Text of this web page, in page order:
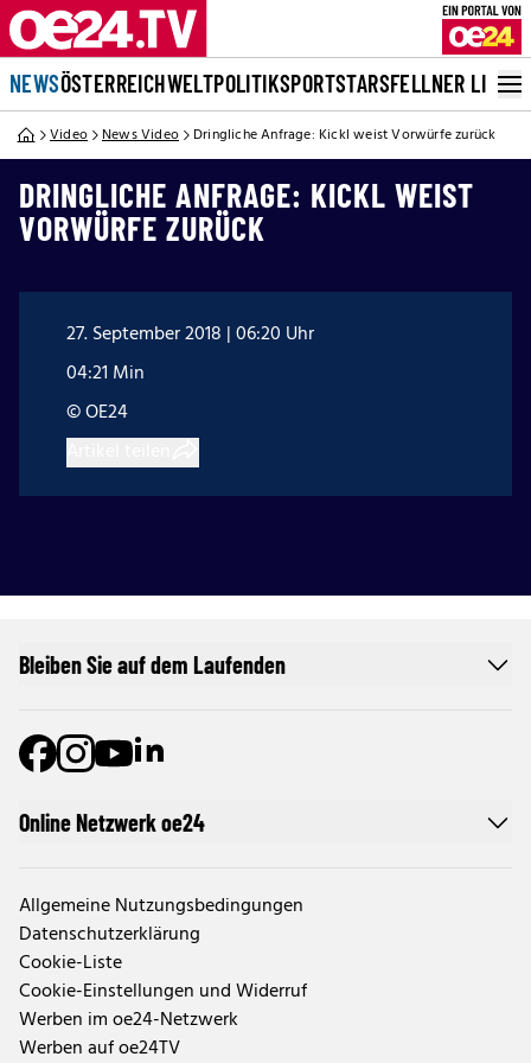
NEWSÖSTERREICHWELTPOLITIKSPORTSTARSFELLNER LIVE
Video News Video Dringliche Anfrage: Kickl weist Vorwürfe zurück
DRINGLICHE ANFRAGE: KICKL WEIST
VORWÜRFE ZURÜCK
27. September 2018 | 06:20 Uhr
04:21 Min
© OE24
Online Netzwerk oe24
Allgemeine Nutzungsbedingungen
Datenschutzerklärung
Cookie-Liste
Cookie-Einstellungen und Widerruf
Werben im oe24-Netzwerk
Werben auf oe24TV
Bleiben Sie auf dem Laufenden